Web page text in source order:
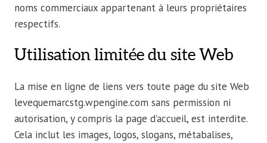
noms commerciaux appartenant à leurs propriétaires
respectifs.
Utilisation limitée du site Web
La mise en ligne de liens vers toute page du site Web
levequemarcstg.wpengine.com sans permission ni
autorisation, y compris la page d’accueil, est interdite.
Cela inclut les images, logos, slogans, métabalises,